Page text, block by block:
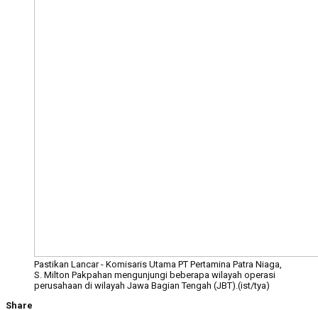
Pastikan Lancar - Komisaris Utama PT Pertamina Patra Niaga,
S. Milton Pakpahan mengunjungi beberapa wilayah operasi
perusahaan di wilayah Jawa Bagian Tengah (JBT).(ist/tya)
Share